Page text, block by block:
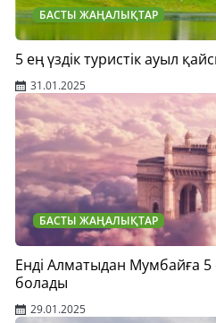
БАСТЫ ЖАҢАЛЫҚТАР
5 ең үздік туристік ауыл
31.01.2025
БАСТЫ ЖАҢАЛЫҚТАР
Енді Алматыдан Мумбайға 5
болады
29.01.2025